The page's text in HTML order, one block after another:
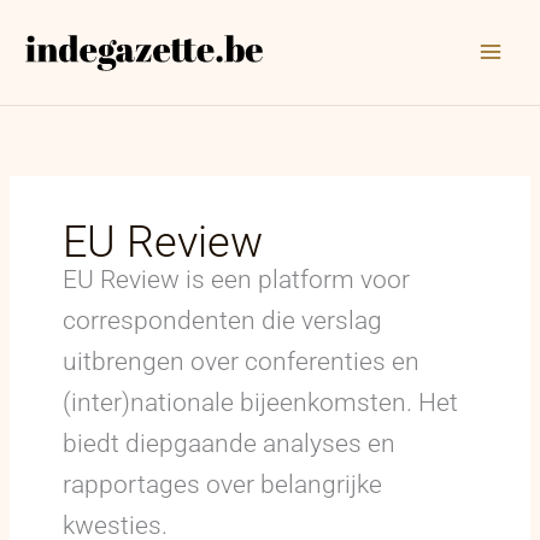
naar
EU Review
EU Review is een platform voor
correspondenten die verslag
uitbrengen over conferenties en
(inter)nationale bijeenkomsten. Het
biedt diepgaande analyses en
rapportages over belangrijke
kwesties.